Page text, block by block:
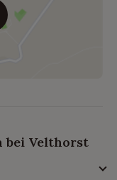
bei Velthorst